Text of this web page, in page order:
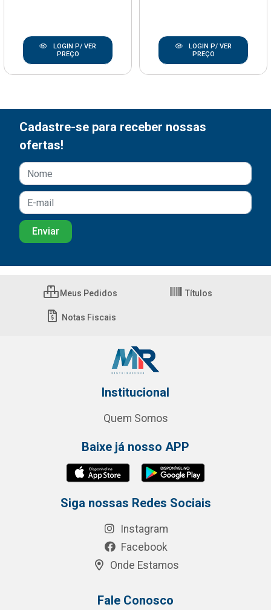
LOGIN P/ VER
PREÇO
LOGIN P/ VER
PREÇO
Cadastre-se para receber nossas
ofertas!
Meus Pedidos Títulos
Notas Fiscais
Institucional
Quem Somos
Baixe já nosso APP
Siga nossas Redes Sociais
Instagram
Facebook
Onde Estamos
Fale Conosco